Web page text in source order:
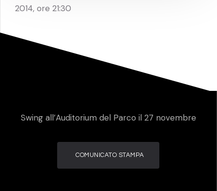
2014, ore 21:30
Swing all’Auditorium del Parco il 27 novembre
COMUNICATO STAMPA